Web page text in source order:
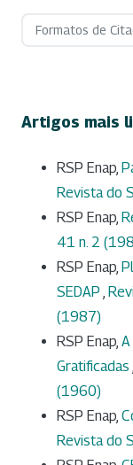
Formatos de
Artigos mais
RSP Enap,
Revista do
RSP Enap,
41 n. 2
RSP Enap,
SEDAP
(1987)
RSP Enap,
Gratificadas
(1960)
RSP Enap,
Revista do